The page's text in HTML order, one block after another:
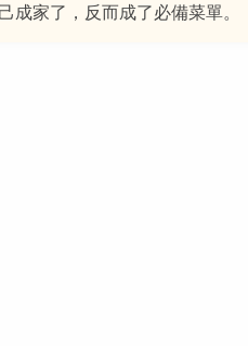
成家了，反而成了必備菜單。